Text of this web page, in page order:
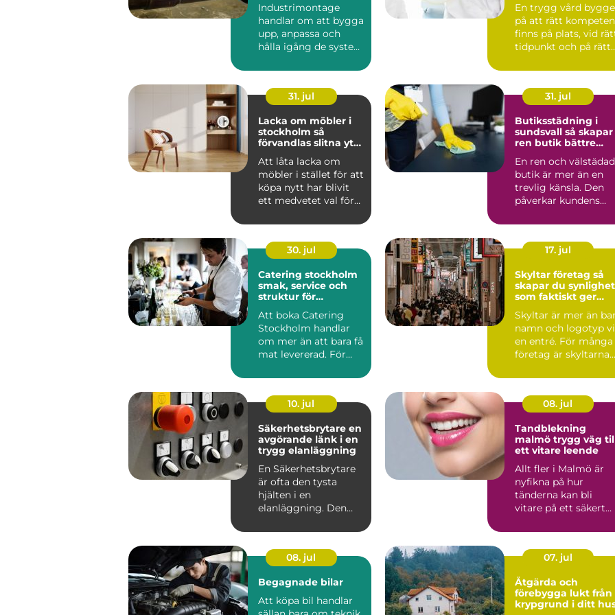
Industrimontage
handlar om att bygga
upp, anpassa och
hålla igång de system
att ...
ning
En trygg vård
på att rätt
finns på plats, vid
tidpunkt och på rätt
31. jul
Lacka om möbler i
stockholm så
förvandlas slitna ytor
Att låta lacka om
möbler i stället för att
köpa nytt har blivit
ett medvetet val för
31. jul
Butiksstädning i
sundsvall så skapar
ren butik bättre
En ren och välstädad
butik är mer än en
trevlig känsla. Den
påverkar kundens
län...
30. jul
Catering stockholm
smak, service och
struktur för
Att boka Catering
Stockholm handlar
om mer än att bara få
mat levererad. För
röda...
17. jul
Skyltar företag så
skapar du synlighet
som faktiskt ger
Skyltar är mer än
namn och logotyp
en entré. För många
företag är skyltarna
10. jul
Säkerhetsbrytare en
avgörande länk i en
trygg elanläggning
En Säkerhetsbrytare
är ofta den tysta
hjälten i en
elanläggning. Den
vardagen, men nä...
08. jul
Tandblekning
malmö trygg väg till
ett vitare leende
Allt fler i Malmö är
nyfikna på hur
tänderna kan bli
vitare på ett säkert
r...
08. jul
Begagnade bilar
Att köpa bil handlar
07. jul
Åtgärda och
förebygga lukt från
krypgrund i ditt